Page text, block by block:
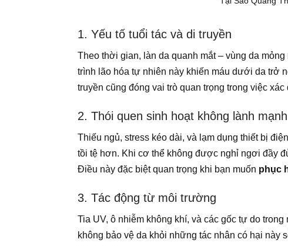
1. Yếu tố tuổi tác và di truyền
Theo thời gian, làn da quanh mắt – vùng da
trình lão hóa tự nhiên này khiến máu dưới da trở
truyền cũng đóng vai trò quan trọng trong việc
2. Thói quen sinh hoạt không lành mạnh
Thiếu ngủ, stress kéo dài, và lạm dụng thiết bị
tồi tệ hơn. Khi cơ thể không được nghỉ ngơi đầy
Điều này đặc biệt quan trọng khi bạn muốn phục
3. Tác động từ môi trường
Tia UV, ô nhiễm không khí, và các gốc tự do
không bảo vệ da khỏi những tác nhân có hại này